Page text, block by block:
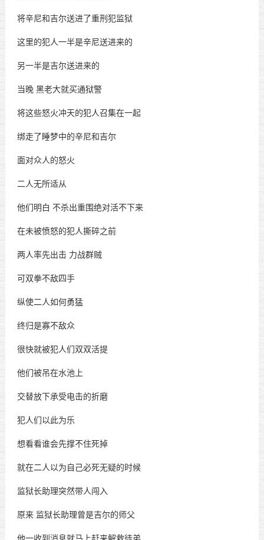
将辛尼和吉尔送进了重刑犯监狱
这里的犯人一半是辛尼送进来的
另一半是吉尔送进来的
当晚 黑老大就买通狱警
将这些怒火冲天的犯人召集在一起
绑走了睡梦中的辛尼和吉尔
面对众人的怒火
二人无所适从
他们明白 不杀出重围绝对活不下来
在未被愤怒的犯人撕碎之前
两人率先出击 力战群贼
可双拳不敌四手
纵使二人如何勇猛
终归是寡不敌众
很快就被犯人们双双活提
他们被吊在水池上
交替放下承受电击的折磨
犯人们以此为乐
想看看谁会先撑不住死掉
就在二人以为自己必死无疑的时候
监狱长助理突然带人闯入
原来 监狱长助理曾是吉尔的师父